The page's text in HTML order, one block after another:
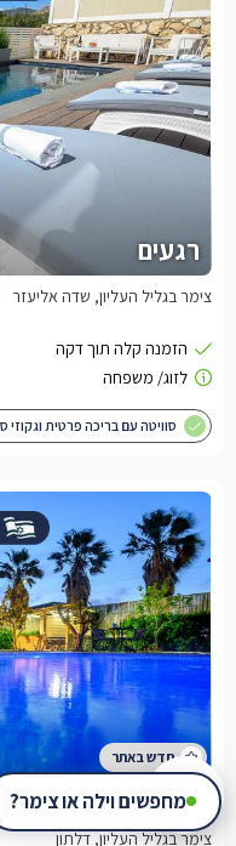
רגעים
צימר בגליל העליון, שדה אליעזר
סוויטה עם בריכה פרטית וגקוזי
אסיה
צימר בגליל העליון, דלתון
מחפשים וילה או צימר?